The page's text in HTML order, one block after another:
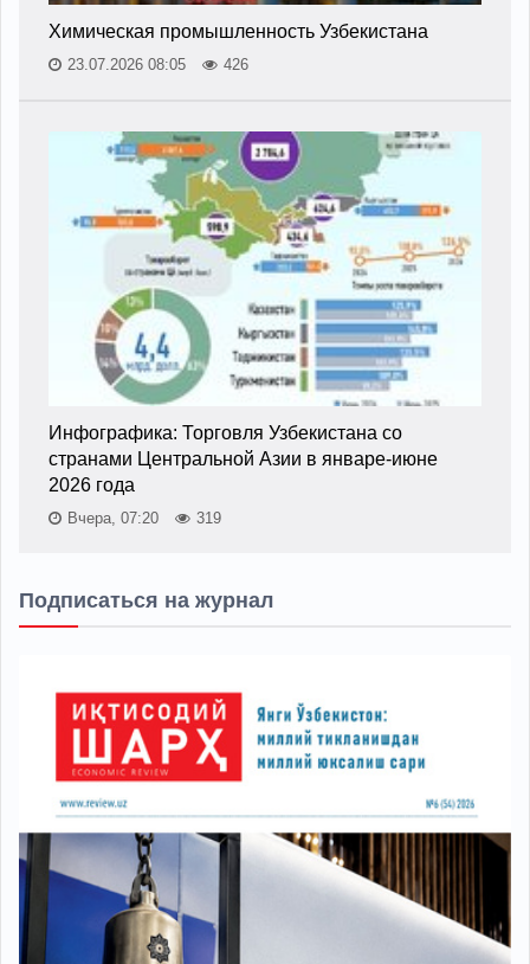
Химическая промышленность Узбекистана
23.07.2026 08:05 426
Инфографика: Торговля Узбекистана со
странами Центральной Азии в январе-июне
2026 года
Вчера, 07:20 319
Подписаться на журнал